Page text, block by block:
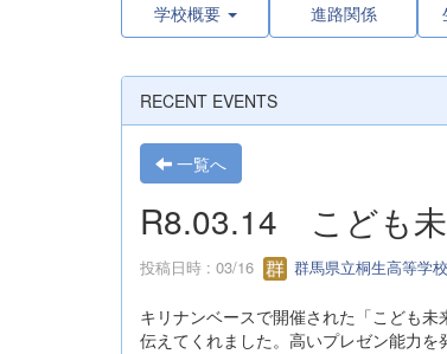
学校概要 進路関係
RECENT EVENTS
一覧へ
R8.03.14 こども
投稿日時 : 03/16 群馬県立桐生高等学
キリナンベースで開催された「こども
伝えてくれました。高いプレゼン能力を